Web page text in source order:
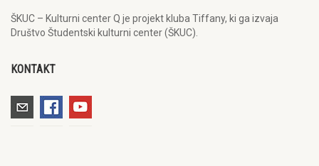
ŠKUC – Kulturni center Q je projekt kluba Tiffany, ki ga izvaja
Društvo Študentski kulturni center (ŠKUC).
KONTAKT